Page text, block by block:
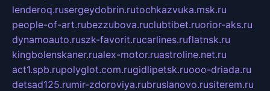
lenderoq.rusergeydobrin.rutochkazvuka.msk.ru
people-of-art.rubezzubova.ruclubtibet.ruorior-aks.ru
dynamoauto.ruszk-favorit.rucarlines.ruflatnsk.ru
kingbolenskaner.rualex-motor.ruastroline.net.ru
act1.spb.rupolyglot.com.rugidlipetsk.ruooo-driada.ru
detsad125.rumir-zdoroviya.rubruslanovo.rusiterem.ru